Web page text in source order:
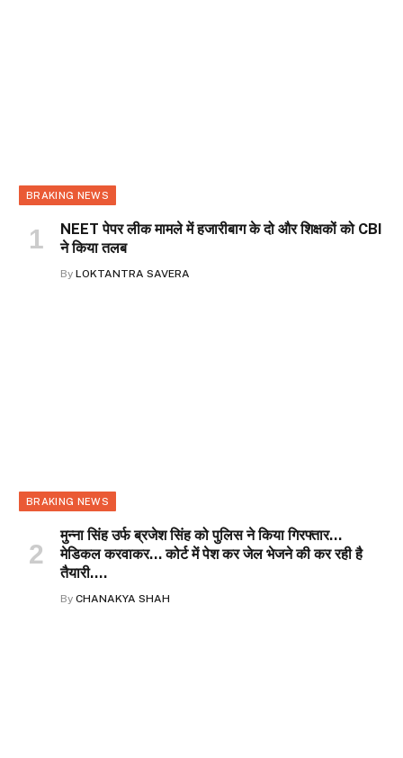
BRAKING NEWS
NEET पेपर लीक मामले में हजारीबाग के दो और शिक्षकों को CBI
ने किया तलब
By LOKTANTRA SAVERA
BRAKING NEWS
मुन्ना सिंह उर्फ ब्रजेश सिंह को पुलिस ने किया गिरफ्तार…
मेडिकल करवाकर… कोर्ट में पेश कर जेल भेजने की कर रही है
तैयारी….
By CHANAKYA SHAH